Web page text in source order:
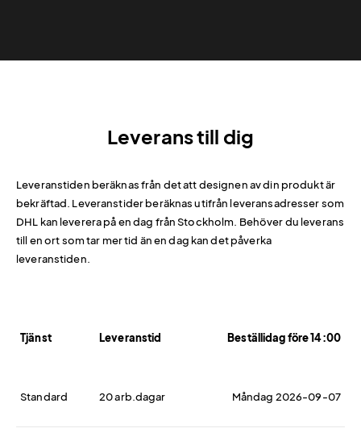
Leverans till dig
Leveranstiden beräknas från det att designen av din produkt är
bekräftad. Leveranstider beräknas utifrån leveransadresser som
DHL kan leverera på en dag från Stockholm. Behöver du leverans
till en ort som tar mer tid än en dag kan det påverka
leveranstiden.
Tjänst Leveranstid Beställidag före 14:00
Standard 20 arb.dagar Måndag 2026-09-07